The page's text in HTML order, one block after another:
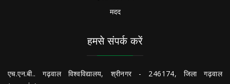
मदद
हमसे संपर्क करें
एच.एन.बी.. गढ़वाल विश्वविद्यालय, श्रीनगर - 246174, जिला गढ़वाल